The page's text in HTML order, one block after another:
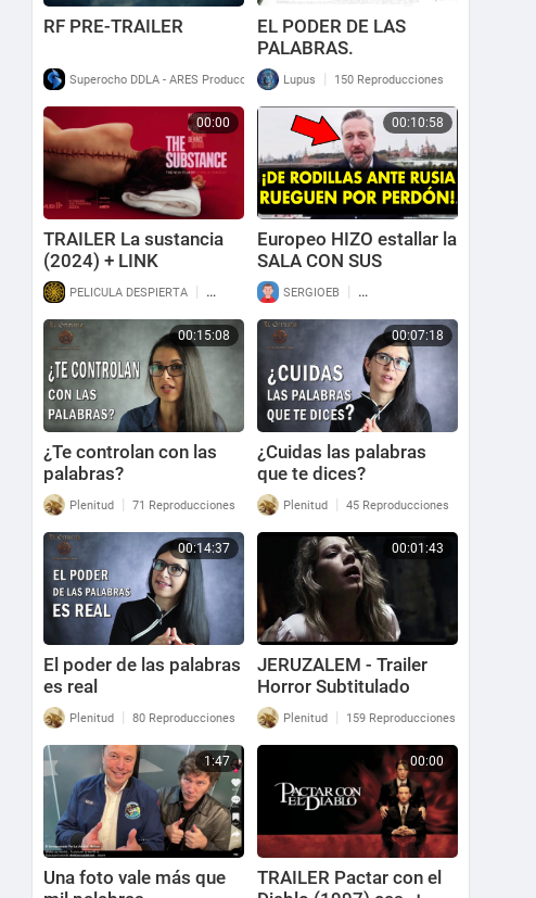
RF PRE-TRAILER
Superocho DDLA - ARES Producciones | 552 Reproducciones
EL PODER DE LAS
PALABRAS.
DICCIONARIO
JURIDICO (FRAUDE
LEGAL)
Lupus | 150 Reproducciones
00:00
TRAILER La sustancia
(2024) + LINK
PELICULA DESPIERTA | 132 Reproducciones
00:10:58
Europeo HIZO estallar la
SALA CON SUS
PALABRAS SOBRE
RUSIA: LE BASTÓ 1 MIN
para hacer callar a
todos
SERGIOEB | 122 Reproducciones
00:15:08
¿Te controlan con las
palabras?
Plenitud | 71 Reproducciones
00:07:18
¿Cuidas las palabras
que te dices?
Plenitud | 45 Reproducciones
00:14:37
El poder de las palabras
es real
Plenitud | 80 Reproducciones
00:01:43
JERUZALEM - Trailer
Horror Subtitulado
2016Plenitud | 159 Reproducciones
1:47
Una foto vale más que
00:00
TRAILER Pactar con el